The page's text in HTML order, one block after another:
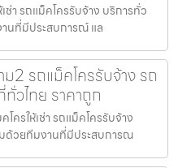
ช่า รถแม็คโครรับจ้าง บริการทั่ว
านที่มีประสบการณ์ แล
2 รถแม็คโครรับจ้าง รถ
วไทย ราคาถูก
ครให้เช่า รถแม็คโครรับจ้าง
มด้วยทีมงานที่มีประสบการณ